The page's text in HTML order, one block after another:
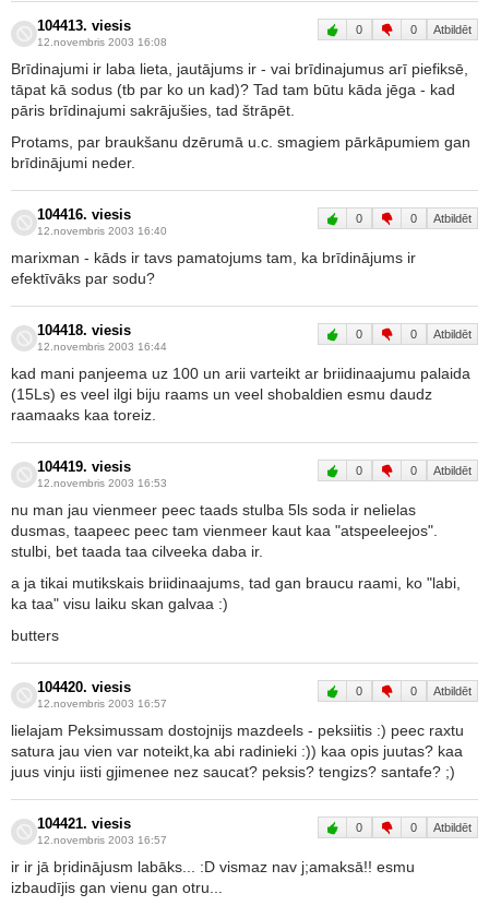
104413. viesis
12.novembris 2003 16:08
0 0 Atbildēt
Brīdinajumi ir laba lieta, jautājums ir - vai brīdinajumus arī piefiksē,
tāpat kā sodus (tb par ko un kad)? Tad tam būtu kāda jēga - kad
pāris brīdinajumi sakrājušies, tad štrāpēt.
Protams, par braukšanu dzērumā u.c. smagiem pārkāpumiem gan
brīdinājumi neder.
104416. viesis
12.novembris 2003 16:40
0 0 Atbildēt
marixman - kāds ir tavs pamatojums tam, ka brīdinājums ir
efektīvāks par sodu?
104418. viesis
12.novembris 2003 16:44
0 0 Atbildēt
kad mani panjeema uz 100 un arii varteikt ar briidinaajumu palaida
(15Ls) es veel ilgi biju raams un veel shobaldien esmu daudz
raamaaks kaa toreiz.
104419. viesis
12.novembris 2003 16:53
0 0 Atbildēt
nu man jau vienmeer peec taads stulba 5ls soda ir nelielas
dusmas, taapeec peec tam vienmeer kaut kaa "atspeeleejos".
stulbi, bet taada taa cilveeka daba ir.
a ja tikai mutikskais briidinaajums, tad gan braucu raami, ko "labi,
ka taa" visu laiku skan galvaa :)
butters
104420. viesis
12.novembris 2003 16:57
0 0 Atbildēt
lielajam Peksimussam dostojnijs mazdeels - peksiitis :) peec raxtu
satura jau vien var noteikt,ka abi radinieki :)) kaa opis juutas? kaa
juus vinju iisti gjimenee nez saucat? peksis? tengizs? santafe? ;)
104421. viesis
12.novembris 2003 16:57
0 0 Atbildēt
ir ir jā bŗidinājusm labāks... :D vismaz nav j;amaksā!! esmu
izbaudījis gan vienu gan otru...